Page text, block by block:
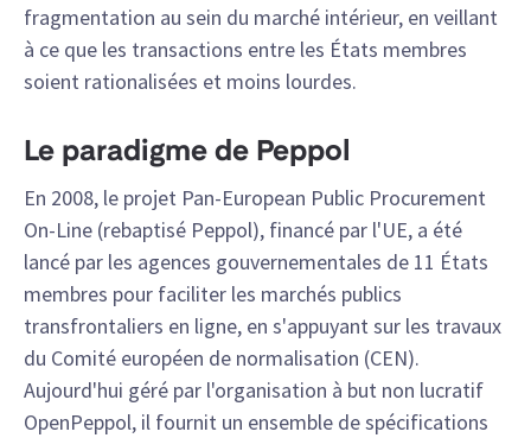
fragmentation au sein du marché intérieur, en veillant
à ce que les transactions entre les États membres
soient rationalisées et moins lourdes.
Le paradigme de Peppol
En 2008, le projet Pan-European Public Procurement
On-Line (rebaptisé Peppol), financé par l'UE, a été
lancé par les agences gouvernementales de 11 États
membres pour faciliter les marchés publics
transfrontaliers en ligne, en s'appuyant sur les travaux
du Comité européen de normalisation (CEN).
Aujourd'hui géré par l'organisation à but non lucratif
OpenPeppol, il fournit un ensemble de spécifications